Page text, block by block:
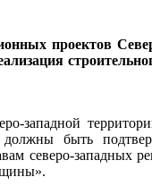
проектов
западной
быть
северо-западных